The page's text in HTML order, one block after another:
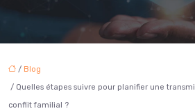
/ Blog
/ Quelles étapes suivre pour planifier une
conflit familial ?